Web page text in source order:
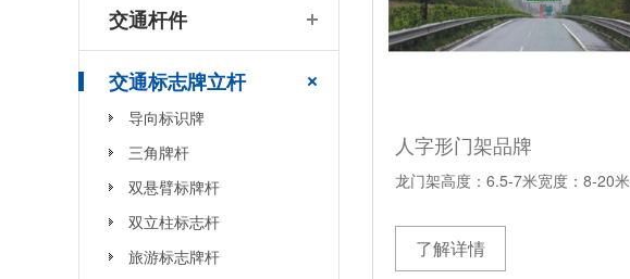
人字形门架品牌
龙门架高度：6.5-7米宽度：8-20米
了解详情
交通杆件
交通标志牌立杆
导向标识牌
三角牌杆
双悬臂标牌杆
双立柱标志杆
旅游标志牌杆